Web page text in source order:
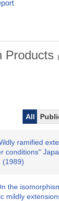
Products
All
ramified
conditions"
(1989)
the
mildly